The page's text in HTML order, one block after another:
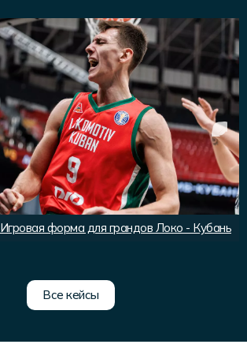
Игровая форма для грандов Локо - Кубань
Все кейсы